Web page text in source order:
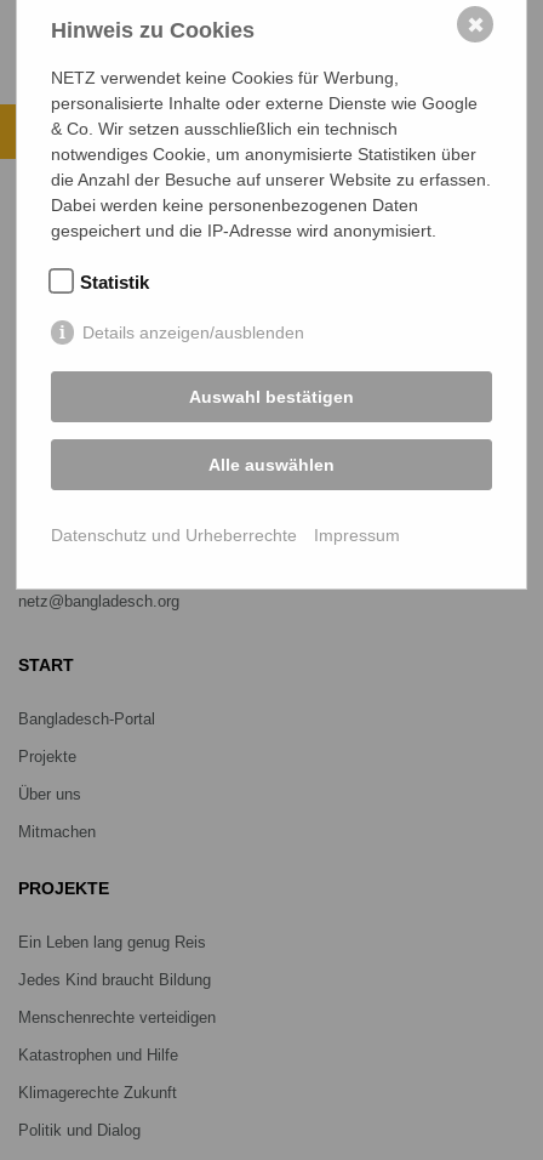
Ihre Spende kommt an.
ALLE PROJEKTE ANSEHEN
JETZT SPENDEN
NETZ Partnerschaft für Entwicklung und Gerechtigkeit e.V.
Marktlaubenstraße 9
Germany
netz@bangladesch.org
START
Bangladesch-Portal
Projekte
Über uns
Mitmachen
PROJEKTE
Ein Leben lang genug Reis
Jedes Kind braucht Bildung
Menschenrechte verteidigen
Katastrophen und Hilfe
Klimagerechte Zukunft
Politik und Dialog
Hinweis zu Cookies
NETZ verwendet keine Cookies für Werbung,
personalisierte Inhalte oder externe Dienste wie Google
& Co. Wir setzen ausschließlich ein technisch
notwendiges Cookie, um anonymisierte Statistiken über
die Anzahl der Besuche auf unserer Website zu erfassen.
Dabei werden keine personenbezogenen Daten
gespeichert und die IP-Adresse wird anonymisiert.
Statistik
Details anzeigen/ausblenden
Auswahl bestätigen
Alle auswählen
Datenschutz und Urheberrechte Impressum
✖